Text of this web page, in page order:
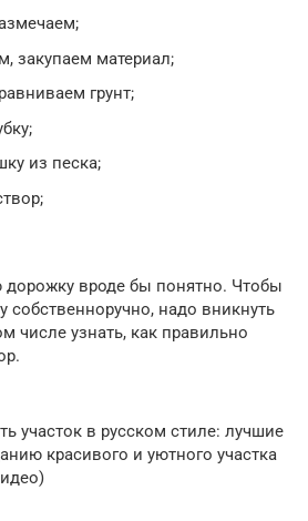
закупаем материал;
грунт;
из песка;
дорожку вроде бы понятно. Чтобы
собственноручно, надо вникнуть
числе узнать, как правильно
участок в русском стиле: лучшие
красивого и уютного участка